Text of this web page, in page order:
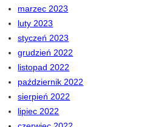
marzec 2023
luty 2023
styczeń 2023
grudzień 2022
listopad 2022
październik 2022
sierpień 2022
lipiec 2022